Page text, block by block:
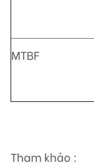
MTBF
Tham khảo :